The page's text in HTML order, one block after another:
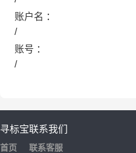
账户名 ：
/
账号 ：
/
寻标宝
首页
联系我们
联系客服